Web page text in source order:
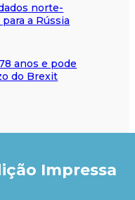
norte-
a Rússia
anos e pode
do Brexit
Impressa